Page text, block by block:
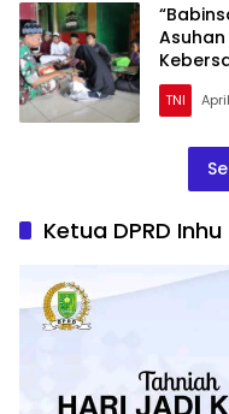
Asuhan
TNI
Ketua DPRD Inhu